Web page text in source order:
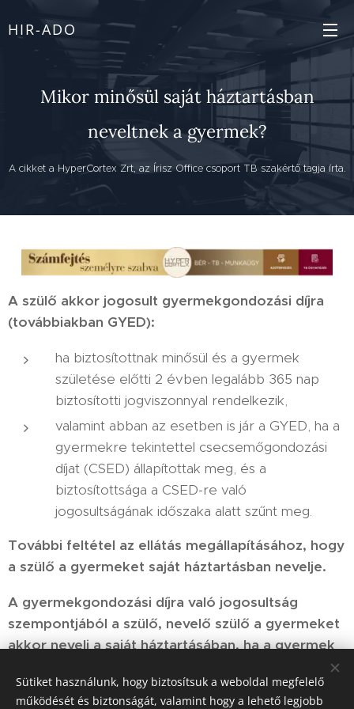
HIR-ADO
Mikor minősül saját háztartásban
neveltnek a gyermek?
A cikket a HyperCortex Zrt, az Írisz Office csoport TB szakértő tagja írta.
A szülő akkor jogosult gyermekgondozási díjra
(továbbiakban GYED):
ha biztosítottnak minősül és a gyermek
születése előtti 2 évben legalább 365 nap
biztosítotti jogviszonnyal rendelkezik,
valamint abban az esetben is jár a GYED, ha a
gyermekre tekintettel csecsemőgondozási
díjat (CSED) állapítottak meg, és a
biztosítottsága a CSED-re való
jogosultságának időszaka alatt szűnt meg.
További feltétel az ellátás megállapításához, hogy
a szülő a gyermeket saját háztartásban nevelje.
A gyermekgondozási díjra való jogosultság
szempontjából a szülő, nevelő szülő a gyermeket
akkor neveli a saját háztartásában, ha a gyermek
életvitelszerűen együtt él, és a gyermeket a
Sütiket használunk, hogy biztosítsuk a weboldal megfelelő
működését és biztonságát, valamint hogy a lehető legjobb